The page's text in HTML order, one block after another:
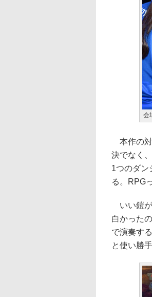
会
本作の対
決でなく
1つのダン
る。RPG
いい鎧が
白かった
で演奏す
と使い勝